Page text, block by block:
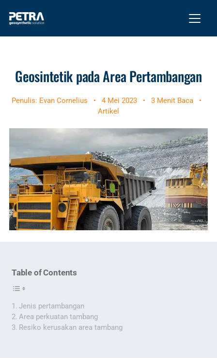
Geosintetik pada Area Pertambangan
Penulis: Evan Cornelius • 4 Mei 2023 • 3 Menit Baca
•
Artikel
Table of Contents
Jenis pertambangan
Area perkuatan tambang
Resiko kerusakan area tambang